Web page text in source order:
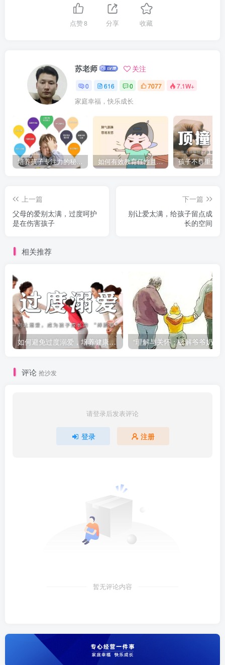
点赞8 分享 收藏
苏老师 关注
0 616 0 7077 7.1W+
家庭幸福，快乐成长
培养孩子专注力的秘密：让他们在学习和生活中如鱼得水的技巧 如何有效教育任性且脾气暴躁的孩子，父母必看的实用指南
上一篇
父母的爱别太满，过度呵护
是在伤害孩子
下一篇
别让爱太满，给孩子留点成
长的空间
相关推荐
如何避免过度溺爱，培养健康的孩子
评论 抢沙发
请登录后发表评论
登录 注册
暂无评论内容